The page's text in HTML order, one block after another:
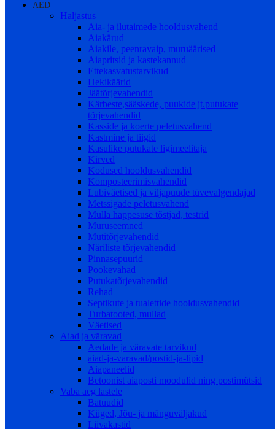
AED
Haljastus
Aia- ja ilutaimede hooldusvahend
Aiakärud
Aiakile, peenravaip, muruäärised
Aiapritsid ja kastekannud
Ettekasvatustarvikud
Hekikäärid
Jäätõrjevahendid
Kärbeste,sääskede, puukide jt.putukate
tõrjevahendid
Kasside ja koerte peletusvahend
Kastmine ja tiigid
Kasulike putukate ligimeelitaja
Kirved
Kodused hooldusvahendid
Komposteerimisvahendid
Lubiväetised ja viljapuude tüvevalgendajad
Metssigade peletusvahend
Mulla happesuse tõstjad, testrid
Muruseemned
Mutitõrjevahendid
Näriliste tõrjevahendid
Pinnasepuurid
Pookevahad
Putukatõrjevahendid
Rehad
Septikute ja tualettide hooldusvahendid
Turbatooted, mullad
Väetised
Aiad ja väravad
Aedade ja väravate tarvikud
aiad-ja-varavad/postid-ja-lipid
Aiapaneelid
Betoonist aiaposti moodulid ning postimütsid
Vaba aeg lastele
Batuudid
Kiiged, Jõu- ja mänguväljakud
Liivakastid